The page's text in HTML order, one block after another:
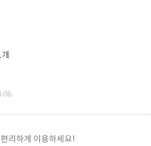
리하게 이용하세요!